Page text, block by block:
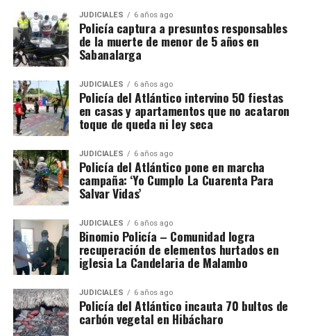
JUDICIALES 6 años ago
Policía captura a presuntos responsables
de la muerte de menor de 5 años en
Sabanalarga
JUDICIALES 6 años ago
Policía del Atlántico intervino 50 fiestas
en casas y apartamentos que no acataron
toque de queda ni ley seca
JUDICIALES 6 años ago
Policía del Atlántico pone en marcha
campaña: ‘Yo Cumplo La Cuarenta Para
Salvar Vidas’
JUDICIALES 6 años ago
Binomio Policía – Comunidad logra
recuperación de elementos hurtados en
iglesia La Candelaria de Malambo
JUDICIALES 6 años ago
Policía del Atlántico incauta 70 bultos de
carbón vegetal en Hibácharo